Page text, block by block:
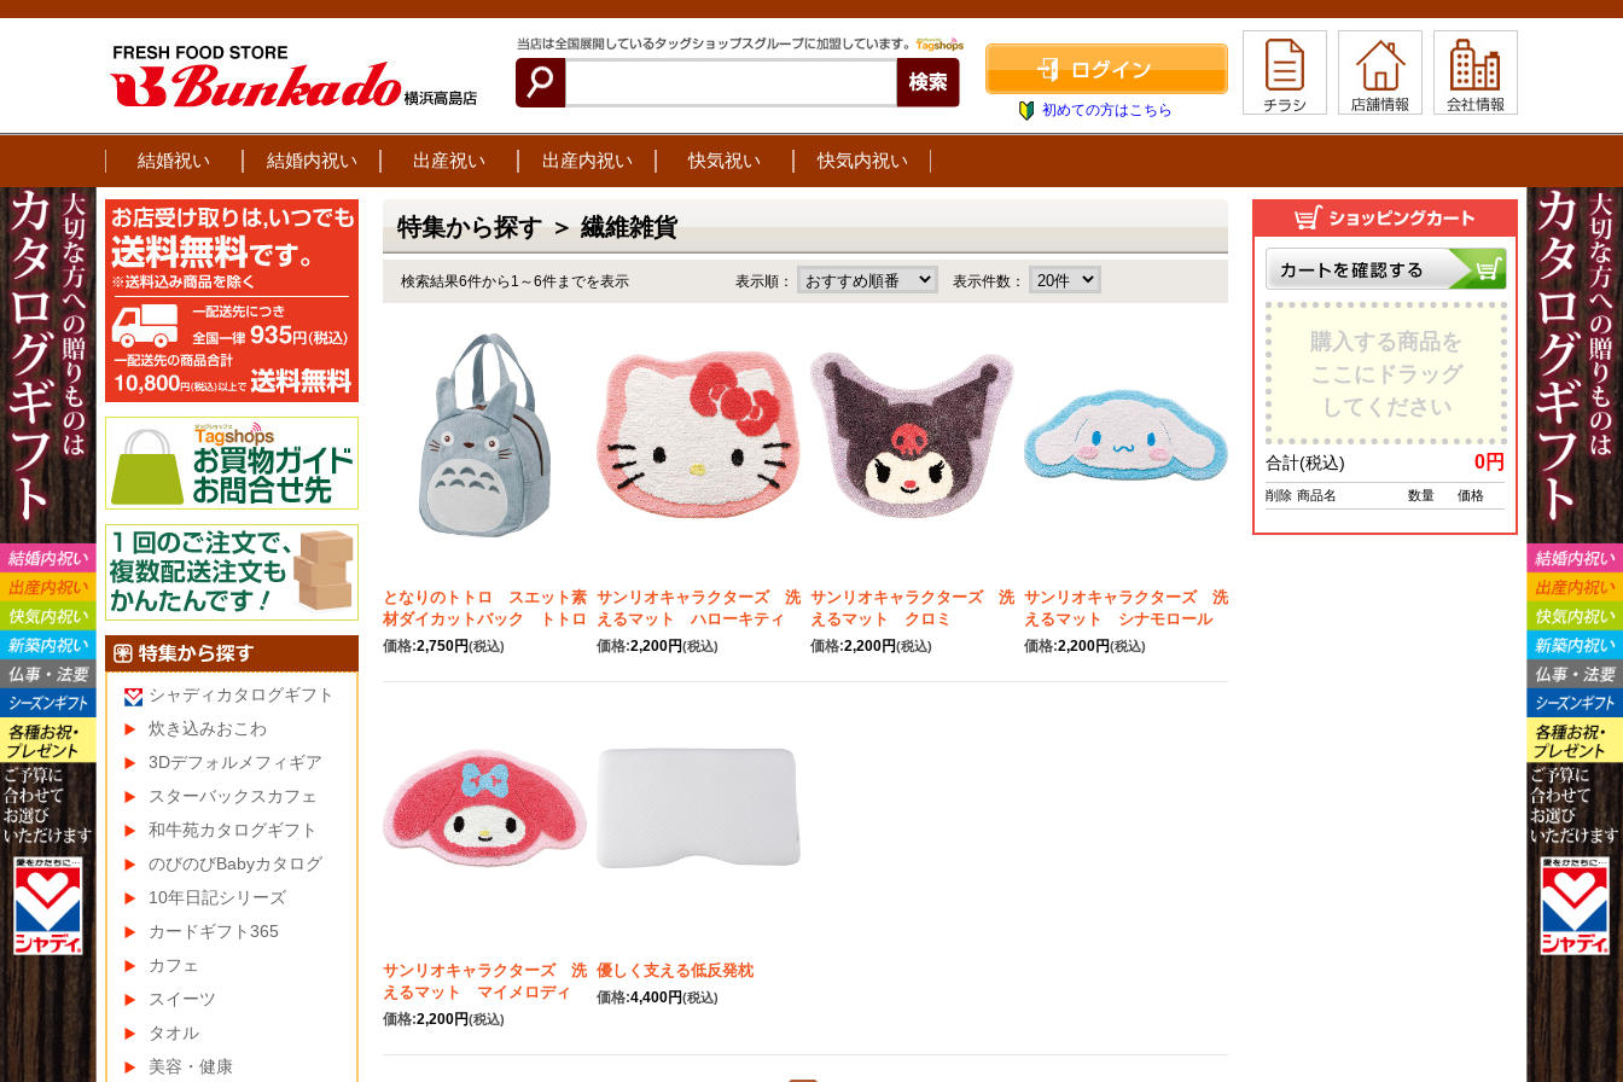
初めての方はこちら
結婚祝い 結婚内祝い 出産祝い 出産内祝い 快気祝い 快気内祝い
購入する商品を
ここにドラッグ
してください
合計(税込) 0円
削除 商品名 数量 価格
特集から探す ＞ 繊維雑貨
検索結果6件から1～6件までを表示 表示順： 表示件数：
となりのトトロ スエット素
材ダイカットバック トトロ
価格:2,750円(税込)
サンリオキャラクターズ 洗
えるマット ハローキティ
価格:2,200円(税込)
サンリオキャラクターズ 洗
えるマット クロミ
価格:2,200円(税込)
サンリオキャラクターズ 洗
えるマット シナモロール
価格:2,200円(税込)
サンリオキャラクターズ 洗
えるマット マイメロディ
価格:2,200円(税込)
優しく支える低反発枕
価格:4,400円(税込)
シャディカタログギフト
炊き込みおこわ
3Dデフォルメフィギア
スターバックスカフェ
和牛苑カタログギフト
のびのびBabyカタログ
10年日記シリーズ
カードギフト365
カフェ
スイーツ
タオル
美容・健康